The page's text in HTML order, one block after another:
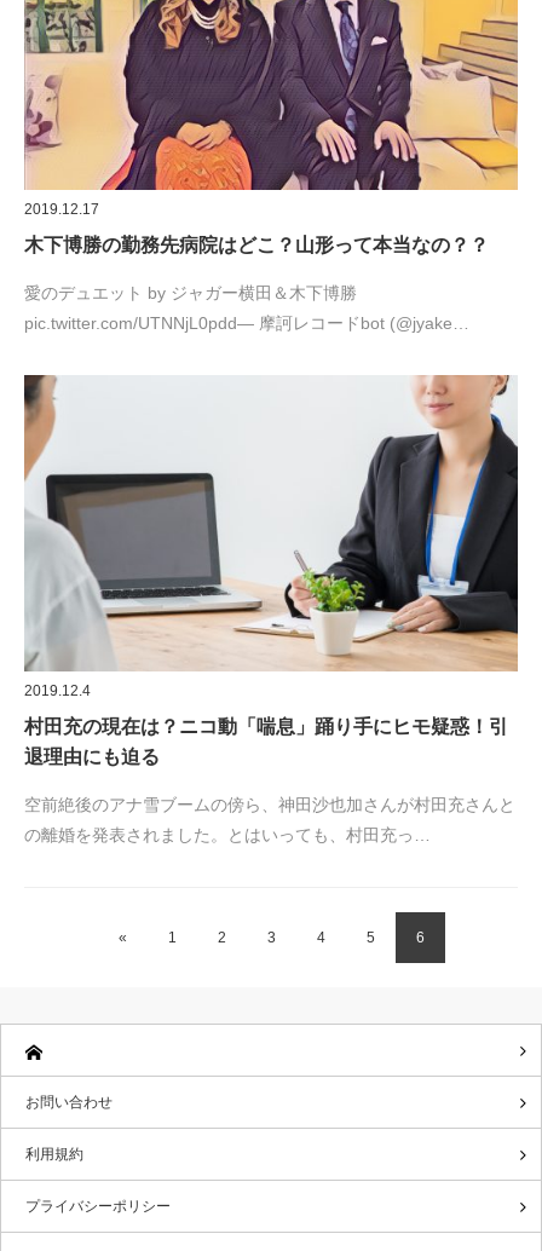
2019.12.17
木下博勝の勤務先病院はどこ？山形って本当なの？？
愛のデュエット by ジャガー横田＆木下博勝
pic.twitter.com/UTNNjL0pdd— 摩訶レコードbot (@jyake…
2019.12.4
村田充の現在は？ニコ動「喘息」踊り手にヒモ疑惑！引
退理由にも迫る
空前絶後のアナ雪ブームの傍ら、神田沙也加さんが村田充さんと
の離婚を発表されました。とはいっても、村田充っ…
« 1 2 3 4 5 6
お問い合わせ
利用規約
プライバシーポリシー